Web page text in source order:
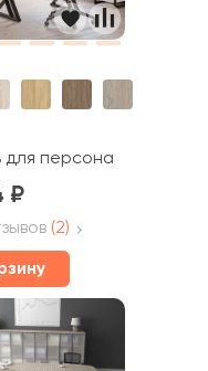
ЭВО / EVO
для персонала Лофт /
(2)